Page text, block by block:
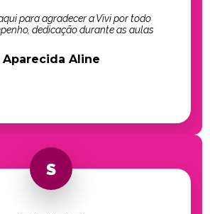
para agradecer a Vivi por todo
dedicação durante as aulas
Aparecida Aline